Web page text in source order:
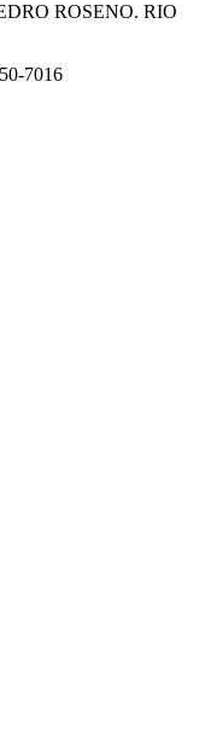
ROSENO. RIO
7016